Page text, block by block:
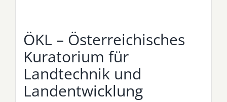
ÖKL – Österreichisches
Kuratorium für
Landtechnik und
Landentwicklung